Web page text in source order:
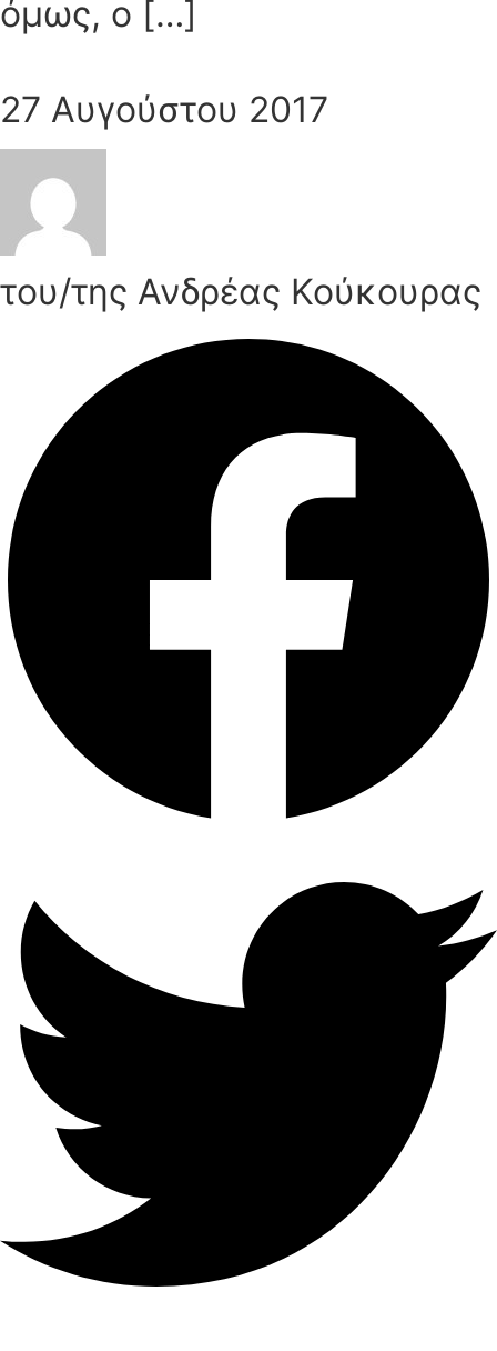
όμως, ο […]
27 Αυγούστου 2017
του/της Ανδρέας Κούκουρας